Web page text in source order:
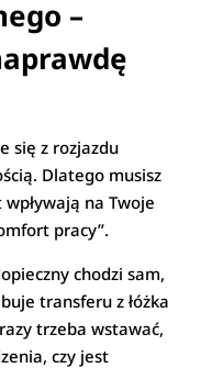
–
się z rozjazdu
Dlatego musisz
na Twoje
pracy”.
chodzi sam,
transferu z łóżka
trzeba wstawać,
czy jest